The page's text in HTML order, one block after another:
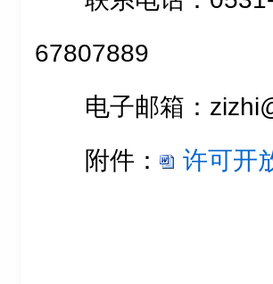
67807889
电子邮箱：
附件：
许可开